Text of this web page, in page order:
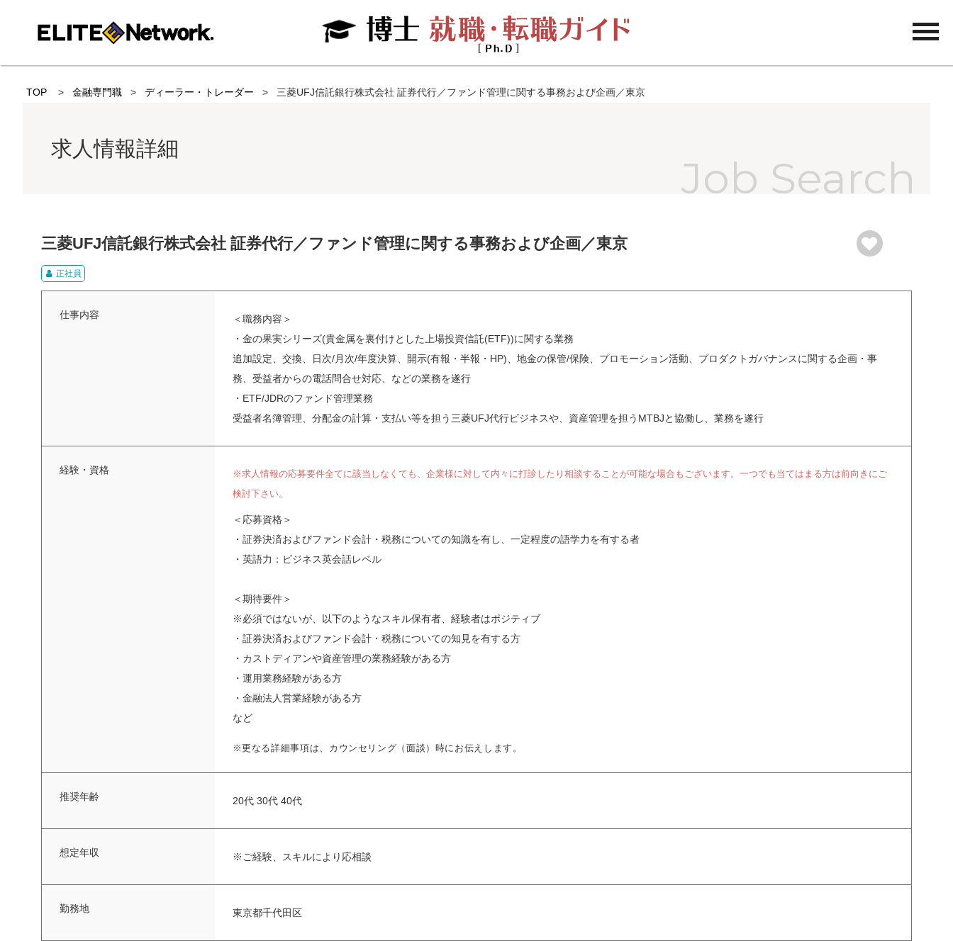
TOP 金融専門職 ディーラー・トレーダー 三菱UFJ信託銀行株式会社 証券代行／ファンド管理に関する事務および企画／東京
求人情報詳細
三菱UFJ信託銀行株式会社 証券代行／ファンド管理に関する事務および企画／東京
正社員
仕事内容
＜職務内容＞
・金の果実シリーズ(貴金属を裏付けとした上場投資信託(ETF))に関する業務
追加設定、交換、日次/月次/年度決算、開示(有報・半報・HP)、地金の保管/保険、プロモーション活動、プロダクトガバナンスに関する企画・事
務、受益者からの電話問合せ対応、などの業務を遂行
・ETF/JDRのファンド管理業務
受益者名簿管理、分配金の計算・支払い等を担う三菱UFJ代行ビジネスや、資産管理を担うMTBJと協働し、業務を遂行
経験・資格
※求人情報の応募要件全てに該当しなくても、企業様に対して内々に打診したり相談することが可能な場合もございます。一つでも当てはまる方は前向きにご
検討下さい。
＜応募資格＞
・証券決済およびファンド会計・税務についての知識を有し、一定程度の語学力を有する者
・英語力：ビジネス英会話レベル
＜期待要件＞
※必須ではないが、以下のようなスキル保有者、経験者はポジティブ
・証券決済およびファンド会計・税務についての知見を有する方
・カストディアンや資産管理の業務経験がある方
・運用業務経験がある方
・金融法人営業経験がある方
など
※更なる詳細事項は、カウンセリング（面談）時にお伝えします。
推奨年齢 20代 30代 40代
想定年収 ※ご経験、スキルにより応相談
勤務地 東京都千代田区